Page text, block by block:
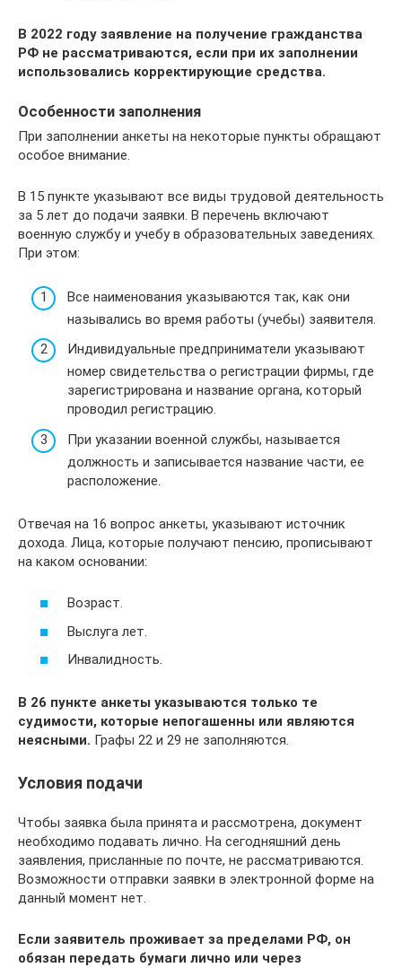
В 2022 году заявление на получение гражданства
РФ не рассматриваются, если при их заполнении
использовались корректирующие средства.
Особенности заполнения
При заполнении анкеты на некоторые пункты обращают
особое внимание.
В 15 пункте указывают все виды трудовой деятельность
за 5 лет до подачи заявки. В перечень включают
военную службу и учебу в образовательных заведениях.
При этом:
Все наименования указываются так, как они
назывались во время работы (учебы) заявителя.
Индивидуальные предприниматели указывают
номер свидетельства о регистрации фирмы, где
зарегистрирована и название органа, который
проводил регистрацию.
При указании военной службы, называется
должность и записывается название части, ее
расположение.
Отвечая на 16 вопрос анкеты, указывают источник
дохода. Лица, которые получают пенсию, прописывают
на каком основании:
Возраст.
Выслуга лет.
Инвалидность.
В 26 пункте анкеты указываются только те
судимости, которые непогашенны или являются
неясными. Графы 22 и 29 не заполняются.
Условия подачи
Чтобы заявка была принята и рассмотрена, документ
необходимо подавать лично. На сегодняшний день
заявления, присланные по почте, не рассматриваются.
Возможности отправки заявки в электронной форме на
данный момент нет.
Если заявитель проживает за пределами РФ, он
обязан передать бумаги лично или через